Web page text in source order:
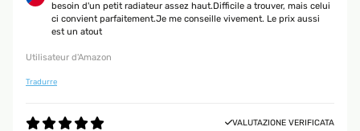
besoin d'un petit radiateur assez haut.Difficile a trouver, mais celui
ci convient parfaitement.Je me conseille vivement. Le prix aussi
est un atout
Utilisateur d'Amazon
Tradurre
VALUTAZIONE VERIFICATA